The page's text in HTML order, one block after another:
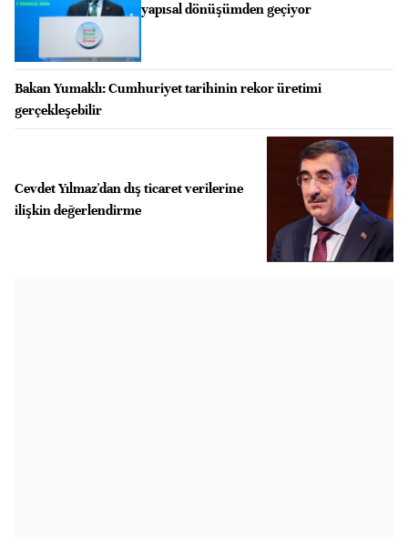
yapısal dönüşümden geçiyor
Bakan Yumaklı: Cumhuriyet tarihinin rekor üretimi
gerçekleşebilir
Cevdet Yılmaz'dan dış ticaret verilerine
ilişkin değerlendirme